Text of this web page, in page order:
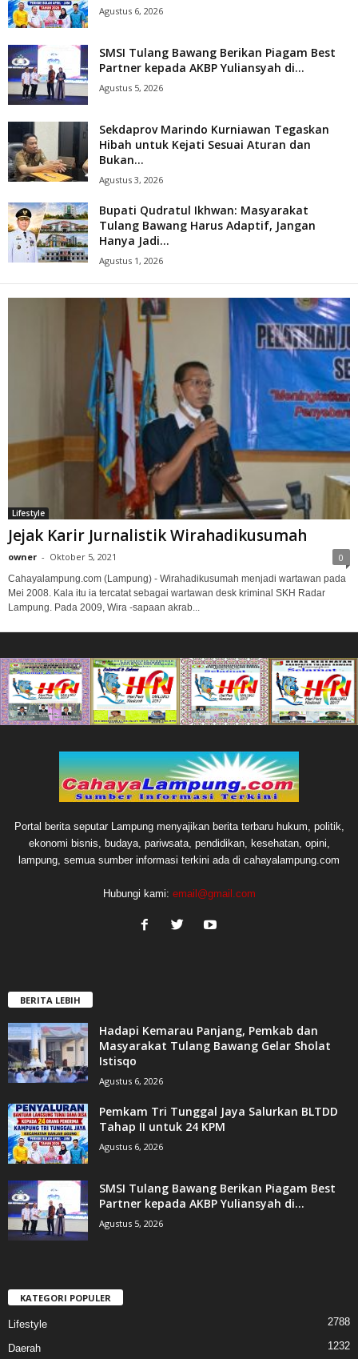
Agustus 6, 2026
SMSI Tulang Bawang Berikan Piagam Best
Partner kepada AKBP Yuliansyah di...
Agustus 5, 2026
Sekdaprov Marindo Kurniawan Tegaskan
Hibah untuk Kejati Sesuai Aturan dan
Bukan...
Agustus 3, 2026
Bupati Qudratul Ikhwan: Masyarakat
Tulang Bawang Harus Adaptif, Jangan
Hanya Jadi...
Agustus 1, 2026
Lifestyle
Jejak Karir Jurnalistik Wirahadikusumah
owner - Oktober 5, 2021 0
Cahayalampung.com (Lampung) - Wirahadikusumah menjadi wartawan pada
Mei 2008. Kala itu ia tercatat sebagai wartawan desk kriminal SKH Radar
Lampung. Pada 2009, Wira -sapaan akrab...
Portal berita seputar Lampung menyajikan berita terbaru hukum, politik,
ekonomi bisnis, budaya, pariwsata, pendidikan, kesehatan, opini,
lampung, semua sumber informasi terkini ada di cahayalampung.com
Hubungi kami: email@gmail.com
BERITA LEBIH
Hadapi Kemarau Panjang, Pemkab dan
Masyarakat Tulang Bawang Gelar Sholat
Istisqo
Agustus 6, 2026
Pemkam Tri Tunggal Jaya Salurkan BLTDD
Tahap II untuk 24 KPM
Agustus 6, 2026
SMSI Tulang Bawang Berikan Piagam Best
Partner kepada AKBP Yuliansyah di...
Agustus 5, 2026
KATEGORI POPULER
Lifestyle 2788
Daerah 1232